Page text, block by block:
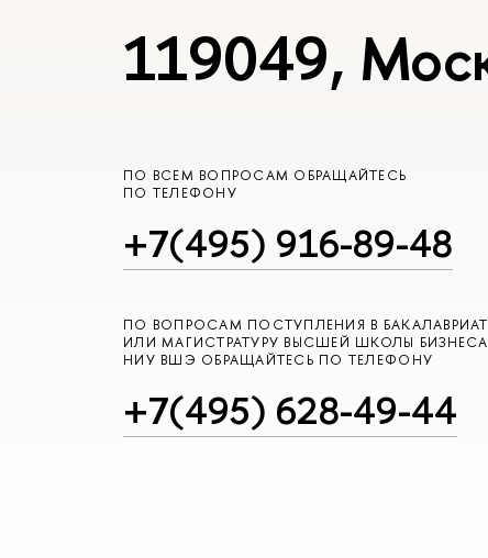
119049,
ПО ВСЕМ ВОПРОСАМ ОБРАЩАЙТЕСЬ
ПО ТЕЛЕФОНУ
+7(495) 916-89-48
ПО ВОПРОСАМ ПОСТУПЛЕНИЯ В БАКАЛАВРИАТ
ИЛИ МАГИСТРАТУРУ ВЫСШЕЙ ШКОЛЫ БИЗНЕСА
НИУ ВШЭ ОБРАЩАЙТЕСЬ ПО ТЕЛЕФОНУ
+7(495) 628-49-44